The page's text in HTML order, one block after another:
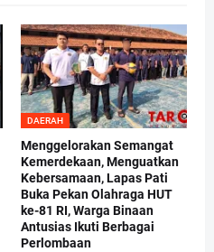
DAERAH
Menggelorakan Semangat
Kemerdekaan, Menguatkan
Kebersamaan, Lapas Pati
Buka Pekan Olahraga HUT
ke-81 RI, Warga Binaan
Antusias Ikuti Berbagai
Perlombaan